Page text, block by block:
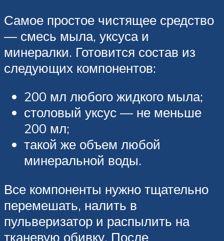
Самое простое чистящее средство
— смесь мыла, уксуса и
минералки. Готовится состав из
следующих компонентов:
200 мл любого жидкого мыла;
столовый уксус — не меньше
200 мл;
такой же объем любой
минеральной воды.
Все компоненты нужно тщательно
перемешать, налить в
пульверизатор и распылить на
тканевую обивку. После